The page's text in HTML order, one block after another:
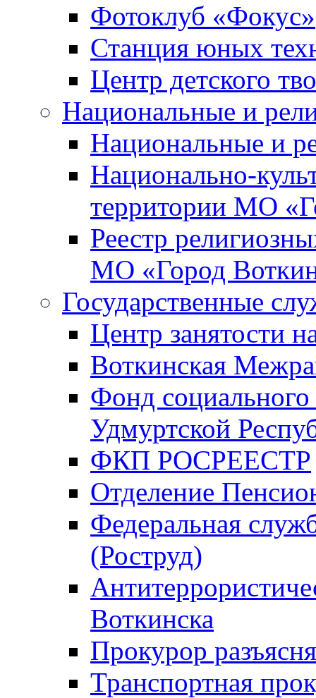
Фотоклуб «Фокус»
Станция юных
Центр детского
Национальные и
Национальные и
Национально-
территории МО
Реестр
МО «Город
Государственные
Центр занятости
Воткинская
Фонд
Удмуртской
ФКП РОСРЕЕСТР
Отделение
Федеральная
(Роструд)
Воткинска
Прокурор
Транспортная